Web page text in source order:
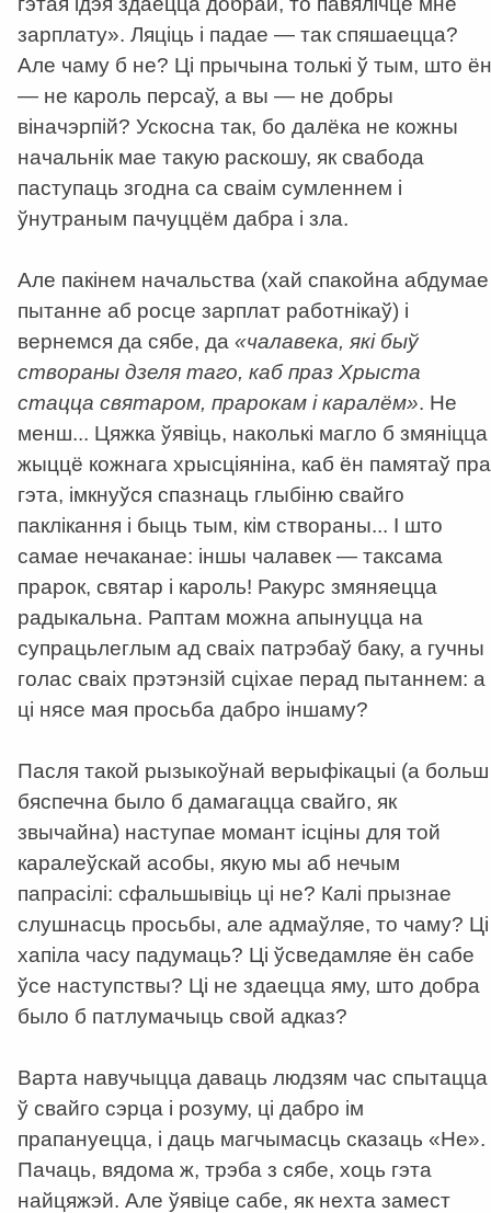
зарплату». Ляціць і падае — так спяшаецца?
Але чаму б не? Ці прычына толькі ў тым, што ён
— не кароль персаў, а вы — не добры
віначэрпій? Ускосна так, бо далёка не кожны
начальнік мае такую раскошу, як свабода
паступаць згодна са сваім сумленнем і
ўнутраным пачуццём дабра і зла.
Але пакінем начальства (хай спакойна абдумае
пытанне аб росце зарплат работнікаў) і
вернемся да сябе, да «чалавека, які быў
створаны дзеля таго, каб праз Хрыста
стацца святаром, прарокам і каралём». Не
менш... Цяжка ўявіць, наколькі магло б змяніцца
жыццё кожнага хрысціяніна, каб ён памятаў пра
гэта, імкнуўся спазнаць глыбіню свайго
паклікання і быць тым, кім створаны... І што
самае нечаканае: іншы чалавек — таксама
прарок, святар і кароль! Ракурс змяняецца
радыкальна. Раптам можна апынуцца на
супрацьлеглым ад сваіх патрэбаў баку, а гучны
голас сваіх прэтэнзій сціхае перад пытаннем: а
ці нясе мая просьба дабро іншаму?
Пасля такой рызыкоўнай верыфікацыі (а больш
бяспечна было б дамагацца свайго, як
звычайна) наступае момант ісціны для той
каралеўскай асобы, якую мы аб нечым
папрасілі: сфальшывіць ці не? Калі прызнае
слушнасць просьбы, але адмаўляе, то чаму? Ці
хапіла часу падумаць? Ці ўсведамляе ён сабе
ўсе наступствы? Ці не здаецца яму, што добра
было б патлумачыць свой адказ?
Варта навучыцца даваць людзям час спытацца
ў свайго сэрца і розуму, ці дабро ім
прапануецца, і даць магчымасць сказаць «Не».
Пачаць, вядома ж, трэба з сябе, хоць гэта
найцяжэй. Але ўявіце сабе, як нехта замест